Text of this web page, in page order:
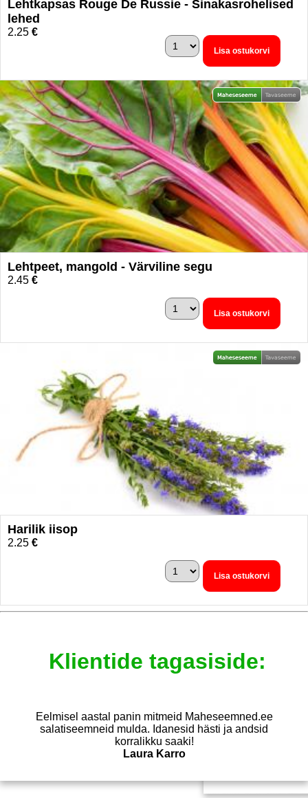
Lehtkapsas Rouge De Russie - Sinakasrohelised
lehed
2.25 €
Lisa ostukorvi
Lehtpeet, mangold - Värviline segu
2.45 €
Lisa ostukorvi
Harilik iisop
2.25 €
Lisa ostukorvi
Klientide tagasiside:
toitumist.
valik. Aitäh
Eelmisel aastal panin mitmeid Maheseemned.ee
salatiseemneid mulda. Idanesid hästi ja andsid
korralikku saaki!
Laura Karro
Soovitan! Väga
valik ja hea